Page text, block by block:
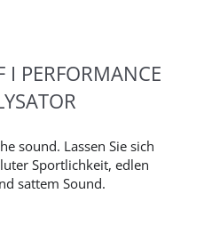
I PERFORMANCE
sound. Lassen Sie sich
Sportlichkeit, edlen
sattem Sound.